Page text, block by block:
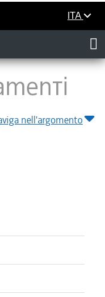
ITA
nell'argomento